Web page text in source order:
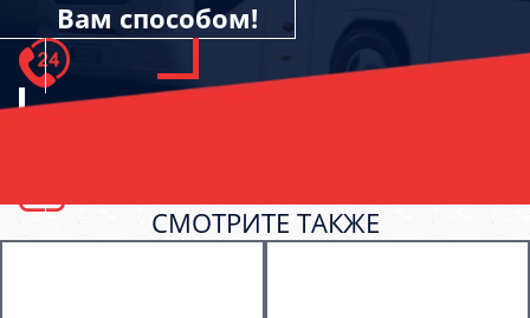
Вам способом!
СМОТРИТЕ ТАКЖЕ